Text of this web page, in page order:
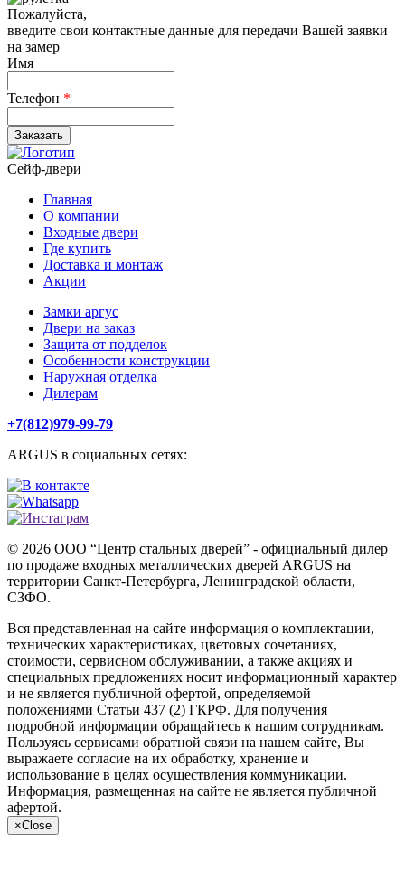
Пожалуйста,
введите свои контактные данные для передачи Вашей заявки
на замер
Имя
Телефон *
Сейф-двери
Главная
О компании
Входные двери
Где купить
Доставка и монтаж
Акции
Замки аргус
Двери на заказ
Защита от подделок
Особенности конструкции
Наружная отделка
Дилерам
+7(812)979-99-79
ARGUS в социальных сетях:
© 2026 ООО “Центр стальных дверей” - официальный дилер
по продаже входных металлических дверей ARGUS на
территории Санкт-Петербурга, Ленинградской области,
СЗФО.
Вся представленная на сайте информация о комплектации,
технических характеристиках, цветовых сочетаниях,
стоимости, сервисном обслуживании, а также акциях и
специальных предложениях носит информационный характер
и не является публичной офертой, определяемой
положениями Статьи 437 (2) ГКРФ. Для получения
подробной информации обращайтесь к нашим сотрудникам.
Пользуясь сервисами обратной связи на нашем сайте, Вы
выражаете согласие на их обработку, хранение и
использование в целях осуществления коммуникации.
Информация, размещенная на сайте не является публичной
афертой.
×Close